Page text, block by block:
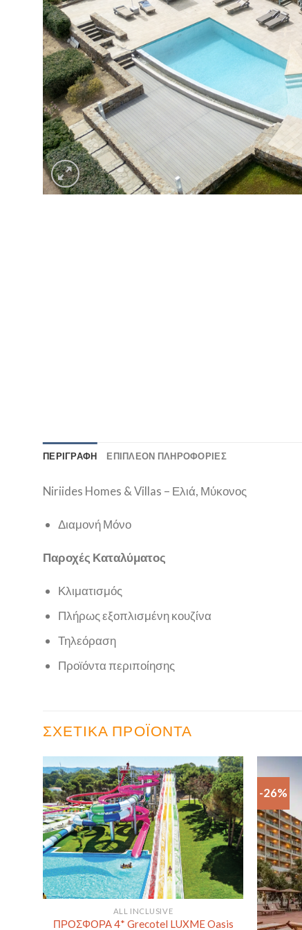
ΠΕΡΙΓΡΑΦΉ ΕΠΙΠΛΈΟΝ ΠΛΗΡΟΦΟΡΊΕΣ
Niriides Homes & Villas – Ελιά, Μύκονος
Διαμονή Μόνο
Παροχές Καταλύματος
Κλιματισμός
Πλήρως εξοπλισμένη κουζίνα
Τηλεόραση
Προϊόντα περιποίησης
ΣΧΕΤΙΚΆ ΠΡΟΪΌΝΤΑ
ALL INCLUSIVE
ΠΡΟΣΦΟΡΑ 4* Grecotel LUXME Oasis
-26%